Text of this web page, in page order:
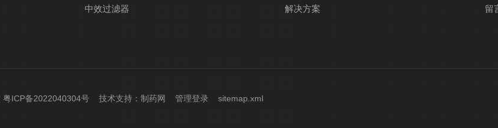
中效过滤器 解决方案 留
粤ICP备2022040304号 技术支持： 制药网 管理登录 sitemap.xml